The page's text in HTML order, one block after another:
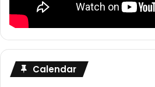
Calendar